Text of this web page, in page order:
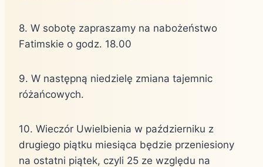
8. W sobotę zapraszamy na nabożeństwo
Fatimskie o godz. 18.00
9. W następną niedzielę zmiana tajemnic
różańcowych.
10. Wieczór Uwielbienia w październiku z
drugiego piątku miesiąca będzie przeniesiony
na ostatni piątek, czyli 25 ze względu na